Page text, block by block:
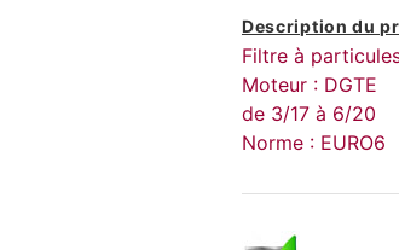
Description du
Filtre à
Moteur : DGTE
de 3/17 à 6/20
Norme : EURO6